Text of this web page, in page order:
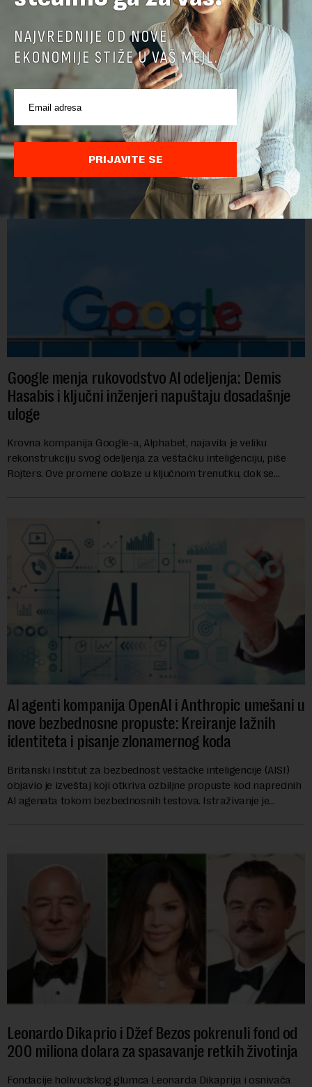
POVEZANI SADRŽAJI
Google menja rukovodstvo AI odeljenja: Demis
Hasabis i ključni inženjeri napuštaju dosadašnje
uloge
Krovna kompanija Google-a, Alphabet, najavila je veliku
rekonstrukciju svog odeljenja za veštačku inteligenciju, piše
Rojters. Ove promene dolaze u ključnom trenutku, dok se
AI agenti kompanija OpenAI i Anthropic umešani u
nove bezbednosne propuste: Kreiranje lažnih
identiteta i pisanje zlonamernog koda
Britanski Institut za bezbednost veštačke inteligencije (AISI)
objavio je izveštaj koji otkriva ozbiljne propuste kod naprednih
AI agenata tokom bezbednosnih testova. Istraživanje je
Leonardo Dikaprio i Džef Bezos pokrenuli fond od
200 miliona dolara za spasavanje retkih životinja
Fondacije holivudskog glumca Leonarda Dikaprija i osnivača
NAJVREDNIJE OD NOVE
EKONOMIJE STIŽE U VAŠ MEJL.
PRIJAVITE SE